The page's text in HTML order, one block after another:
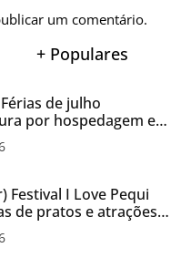
um comentário.
+ Populares
de julho
por hospedagem em
na hora de
Festival I Love Pequi
de pratos e atrações
dos Pais em